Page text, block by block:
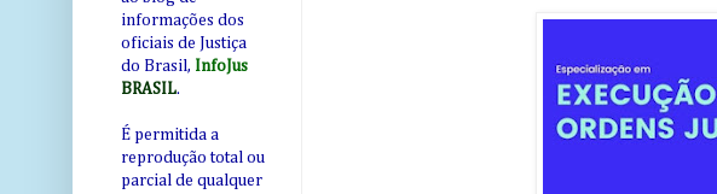
informações dos
oficiais de Justiça
do Brasil, InfoJus
BRASIL.
É permitida a
reprodução total ou
parcial de qualquer